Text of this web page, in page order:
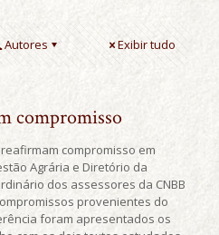
Autores Exibir tudo
compromisso
compromisso em
Agrária e Diretório da
dos assessores da CNBB
provenientes do
foram apresentados os